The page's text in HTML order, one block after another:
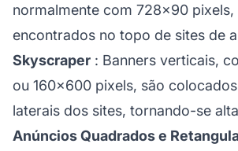
normalmente com 728×90 pixels,
encontrados no topo de sites de
Skyscraper : Banners verticais,
ou 160×600 pixels, são
laterais dos sites, tornando-se
Anúncios Quadrados e